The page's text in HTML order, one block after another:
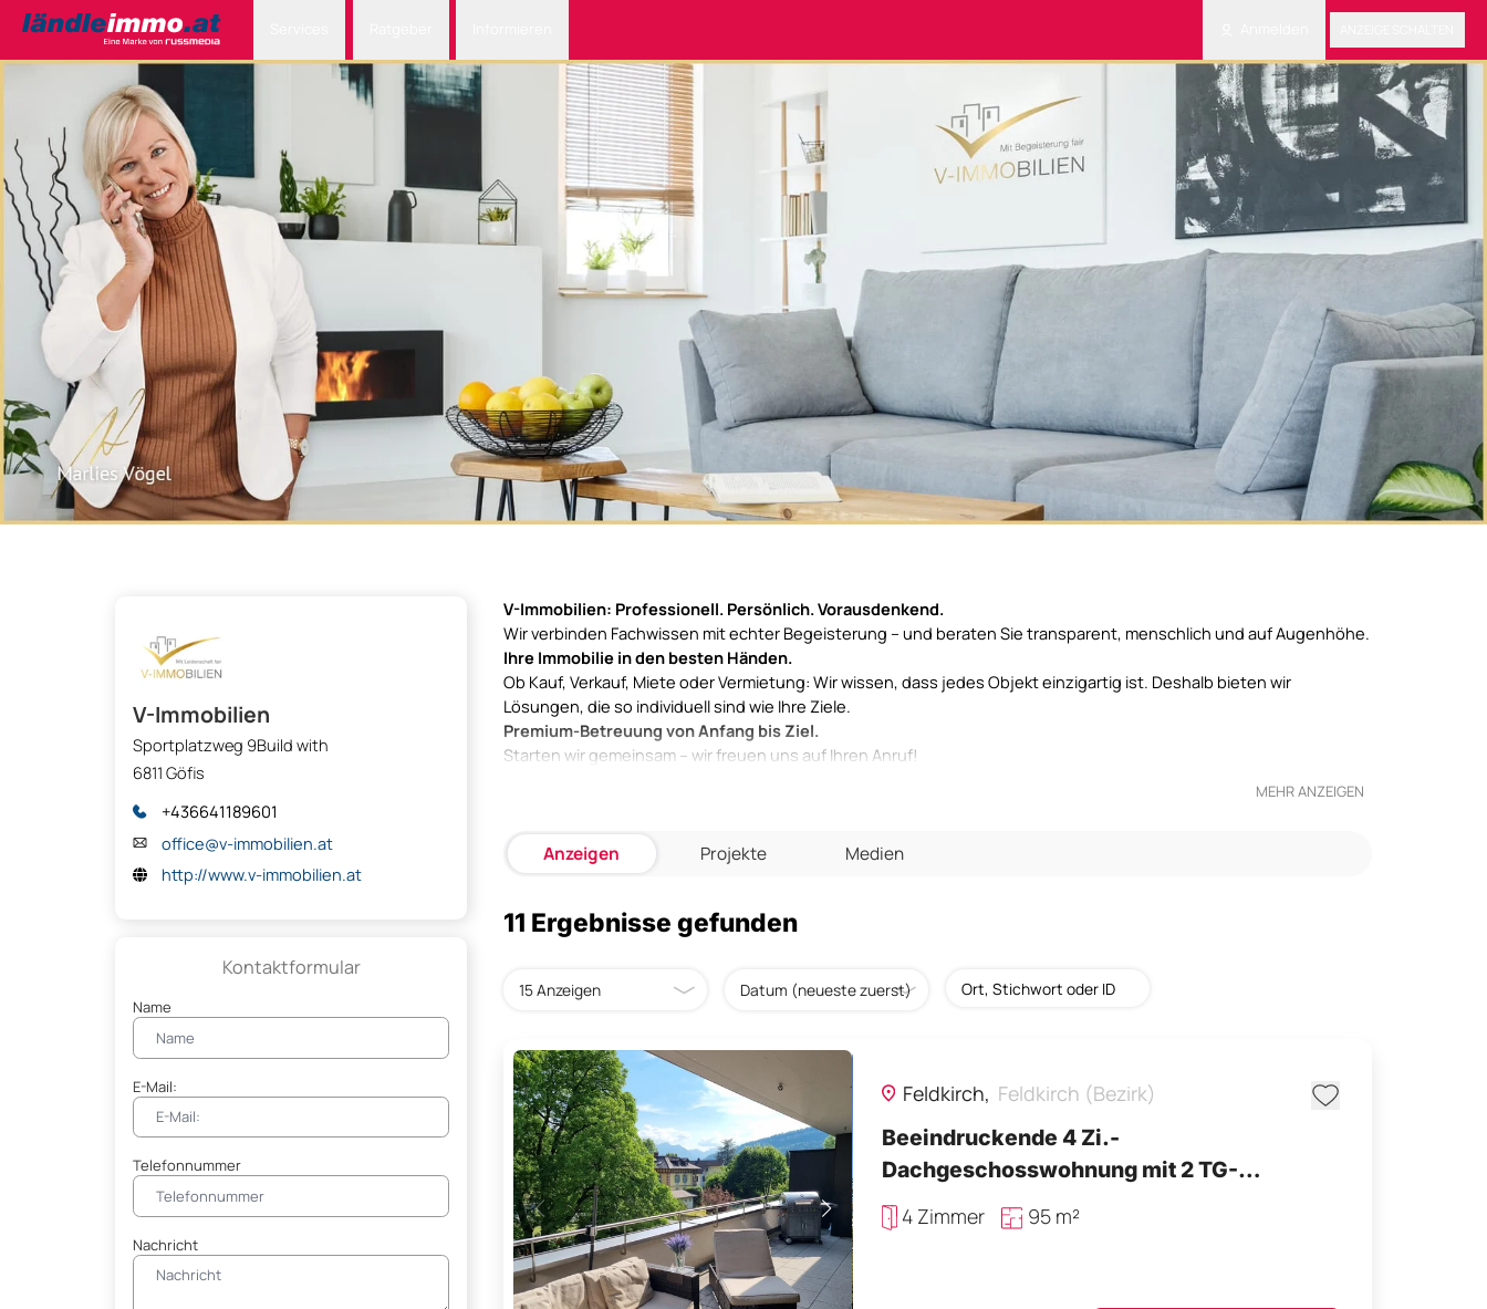
V-Immobilien
Sportplatzweg 9Build with
6811 Göfis
+436641189601
office@v-immobilien.at
http://www.v-immobilien.at
Kontaktformular
Name
E-Mail:
Telefonnummer
Nachricht
V-Immobilien: Professionell. Persönlich. Vorausdenkend.
Wir verbinden Fachwissen mit echter Begeisterung – und beraten Sie transparent, menschlich und auf Augenhöhe.
Ihre Immobilie in den besten Händen.
Ob Kauf, Verkauf, Miete oder Vermietung: Wir wissen, dass jedes Objekt einzigartig ist. Deshalb bieten wir
Lösungen, die so individuell sind wie Ihre Ziele.
Premium-Betreuung von Anfang bis Ziel.
Starten wir gemeinsam – wir freuen uns auf Ihren Anruf!
MEHR ANZEIGEN
Anzeigen Projekte Medien
11 Ergebnisse gefunden
Feldkirch, Feldkirch (Bezirk)
Beeindruckende 4 Zi.-
Dachgeschosswohnung mit 2 TG-
Stellplätzen & Erdwärme - Top Lage
4 Zimmer 95 m²